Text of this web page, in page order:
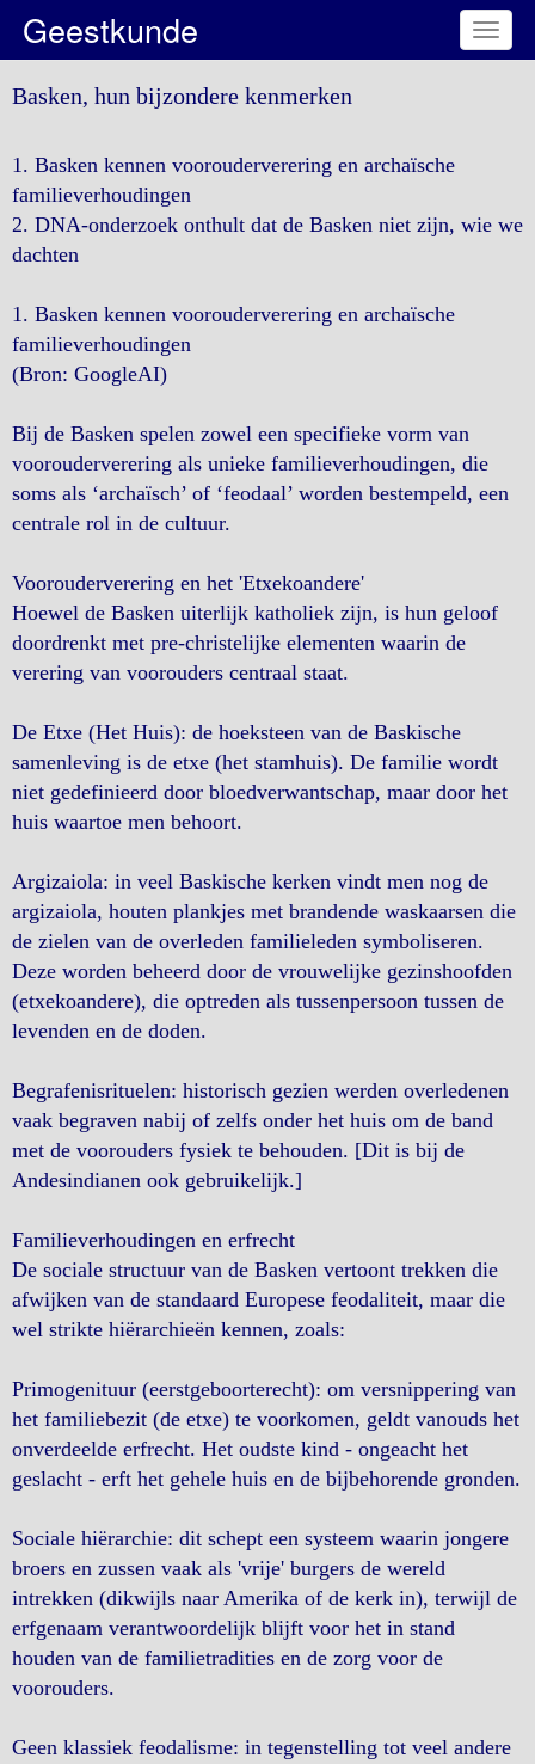
Toggle
Geestkunde
Basken, hun bijzondere kenmerken
1. Basken kennen voorouderverering en archaïsche
familieverhoudingen
2. DNA-onderzoek onthult dat de Basken niet zijn, wie we
dachten
1. Basken kennen voorouderverering en archaïsche
familieverhoudingen
(Bron: GoogleAI)
Bij de Basken spelen zowel een specifieke vorm van
voorouderverering als unieke familieverhoudingen, die
soms als ‘archaïsch’ of ‘feodaal’ worden bestempeld, een
centrale rol in de cultuur.
Voorouderverering en het 'Etxekoandere'
Hoewel de Basken uiterlijk katholiek zijn, is hun geloof
doordrenkt met pre-christelijke elementen waarin de
verering van voorouders centraal staat.
De Etxe (Het Huis): de hoeksteen van de Baskische
samenleving is de etxe (het stamhuis). De familie wordt
niet gedefinieerd door bloedverwantschap, maar door het
huis waartoe men behoort.
Argizaiola: in veel Baskische kerken vindt men nog de
argizaiola, houten plankjes met brandende waskaarsen die
de zielen van de overleden familieleden symboliseren.
Deze worden beheerd door de vrouwelijke gezinshoofden
(etxekoandere), die optreden als tussenpersoon tussen de
levenden en de doden.
Begrafenisrituelen: historisch gezien werden overledenen
vaak begraven nabij of zelfs onder het huis om de band
met de voorouders fysiek te behouden. [Dit is bij de
Andesindianen ook gebruikelijk.]
Familieverhoudingen en erfrecht
De sociale structuur van de Basken vertoont trekken die
afwijken van de standaard Europese feodaliteit, maar die
wel strikte hiërarchieën kennen, zoals:
Primogenituur (eerstgeboorterecht): om versnippering van
het familiebezit (de etxe) te voorkomen, geldt vanouds het
onverdeelde erfrecht. Het oudste kind - ongeacht het
geslacht - erft het gehele huis en de bijbehorende gronden.
Sociale hiërarchie: dit schept een systeem waarin jongere
broers en zussen vaak als 'vrije' burgers de wereld
intrekken (dikwijls naar Amerika of de kerk in), terwijl de
erfgenaam verantwoordelijk blijft voor het in stand
houden van de familietradities en de zorg voor de
voorouders.
Geen klassiek feodalisme: in tegenstelling tot veel andere